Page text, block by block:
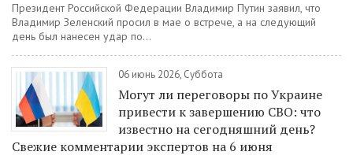
Президент Российской Федерации Владимир Путин заявил, что
Владимир Зеленский просил в мае о встрече, а на следующий
день был нанесен удар по...
06 июнь 2026, Суббота
Могут ли переговоры по Украине
привести к завершению СВО: что
известно на сегодняшний день?
Свежие комментарии экспертов на 6 июня